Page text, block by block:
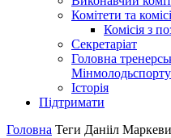
Комітети та
Комісія з
Секретаріат
Головна
Мінмолодьспорту
Історія
Підтримати
Головна Теги Данііл